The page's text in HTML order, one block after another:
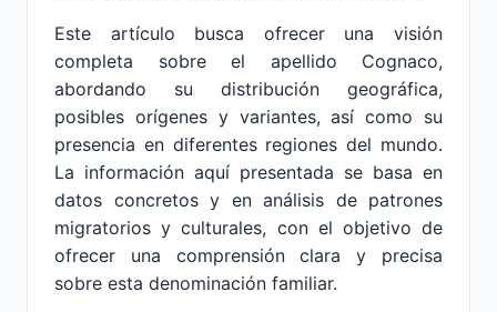
Este artículo busca ofrecer una visión
completa sobre el apellido Cognaco,
abordando su distribución geográfica,
posibles orígenes y variantes, así como su
presencia en diferentes regiones del mundo.
La información aquí presentada se basa en
datos concretos y en análisis de patrones
migratorios y culturales, con el objetivo de
ofrecer una comprensión clara y precisa
sobre esta denominación familiar.